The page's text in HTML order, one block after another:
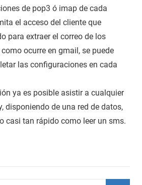
de pop3 ó imap de cada
el acceso del cliente que
para extraer el correo de los
ocurre en gmail, se puede
las configuraciones en cada
ya es posible asistir a cualquier
disponiendo de una red de datos,
casi tan rápido como leer un sms.